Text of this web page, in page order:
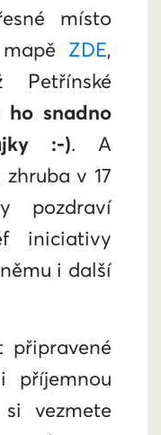
místo
ZDE,
Petřínské
ho snadno
:-). A
v 17
pozdraví
iniciativy
i další
připravené
příjemnou
vezmete